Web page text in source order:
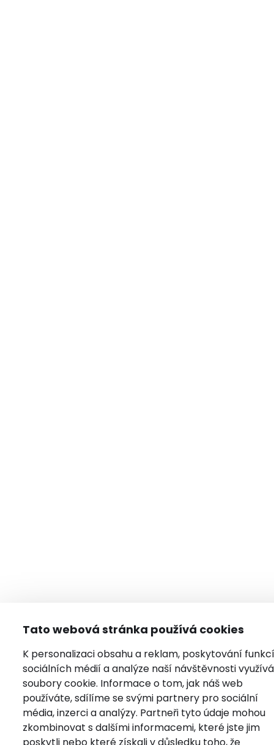
Tato webová stránka používá cookies
K personalizaci obsahu a reklam, poskytování funkcí
sociálních médií a analýze naší návštěvnosti
soubory cookie. Informace o tom, jak náš web
používáte, sdílíme se svými partnery pro sociální
média, inzerci a analýzy. Partneři tyto údaje mohou
zkombinovat s dalšími informacemi, které jste jim